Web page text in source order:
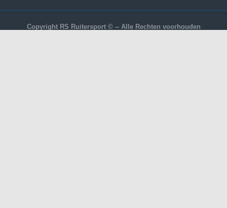
Copyright RS Ruitersport © -- Alle Rechten voorhouden